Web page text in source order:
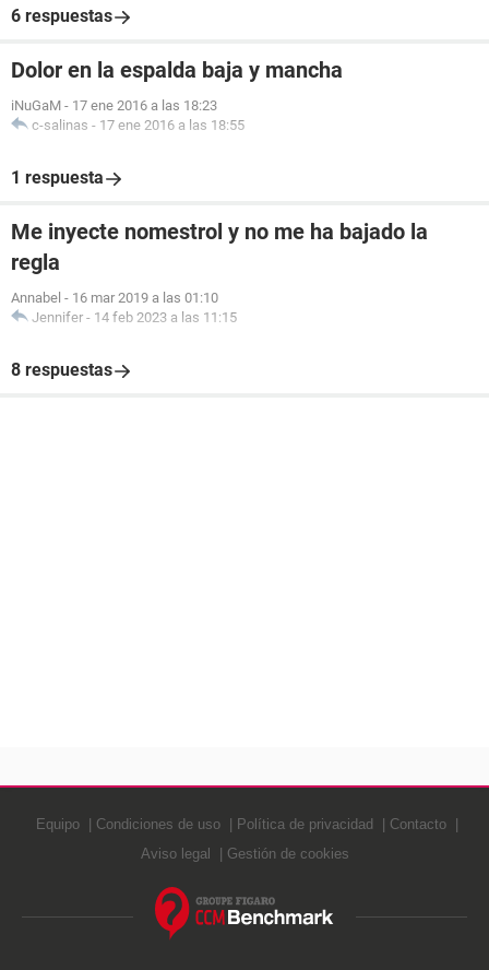
6 respuestas
Dolor en la espalda baja y mancha
iNuGaM - 17 ene 2016 a las 18:23
c-salinas - 17 ene 2016 a las 18:55
1 respuesta
Me inyecte nomestrol y no me ha bajado la
regla
Annabel - 16 mar 2019 a las 01:10
Jennifer - 14 feb 2023 a las 11:15
8 respuestas
Equipo Condiciones de uso Política de privacidad
Contacto
Aviso legal
Gestión de cookies